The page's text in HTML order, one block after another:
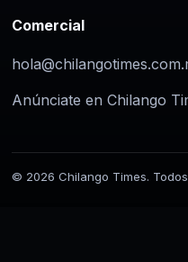
Comercial
Anúnciate en Chilango
© 2026 Chilango Times.